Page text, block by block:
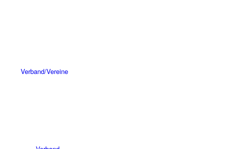
Verband/Vereine